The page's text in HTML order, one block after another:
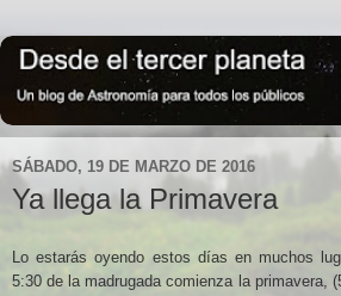
SÁBADO, 19 DE MARZO DE 2016
Ya llega la Primavera
Lo estarás oyendo estos días en muchos
5:30 de la madrugada comienza la primavera,